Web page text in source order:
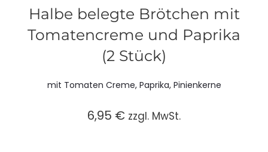
Halbe belegte Brötchen mit
Tomatencreme und Paprika
(2 Stück)
mit Tomaten Creme, Paprika, Pinienkerne
6,95 € zzgl. MwSt.